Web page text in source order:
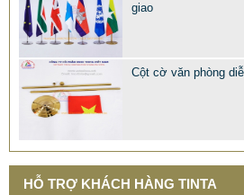
MẪU XE ĐẨY INOX ĐẸP GIÁ RẺ -
9.577.900 VNĐ
giao
Cột cờ văn phòng
HỖ TRỢ KHÁCH HÀNG TINTA